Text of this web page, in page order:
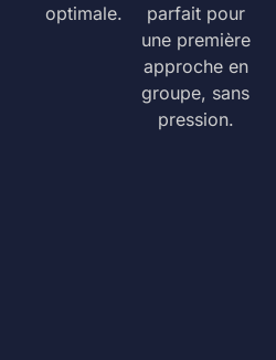
optimale.
parfait pour
une première
approche en
groupe, sans
pression.